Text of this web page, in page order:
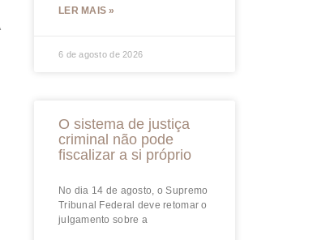
LER MAIS »
6 de agosto de 2026
O sistema de justiça
criminal não pode
fiscalizar a si próprio
No dia 14 de agosto, o Supremo
Tribunal Federal deve retomar o
julgamento sobre a